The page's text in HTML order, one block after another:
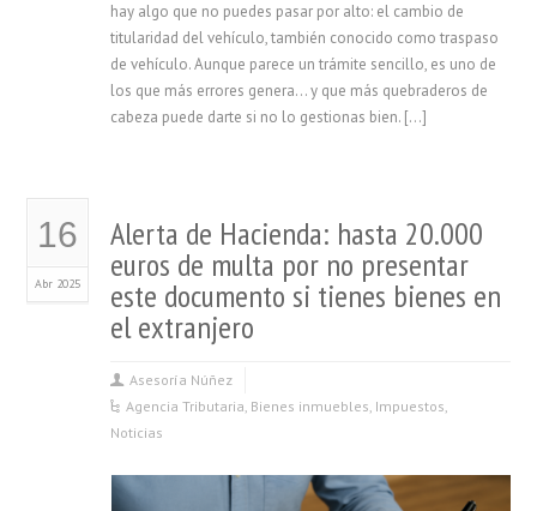
hay algo que no puedes pasar por alto: el cambio de
titularidad del vehículo, también conocido como traspaso
de vehículo. Aunque parece un trámite sencillo, es uno de
los que más errores genera… y que más quebraderos de
cabeza puede darte si no lo gestionas bien. […]
16
Abr 2025
Alerta de Hacienda: hasta 20.000
euros de multa por no presentar
este documento si tienes bienes en
el extranjero
Asesoría Núñez
Agencia Tributaria, Bienes inmuebles, Impuestos,
Noticias